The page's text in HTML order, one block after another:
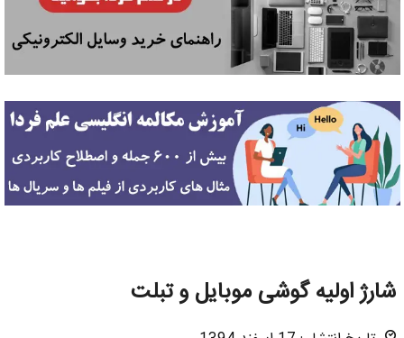
شارژ اولیه گوشی موبایل و تبلت